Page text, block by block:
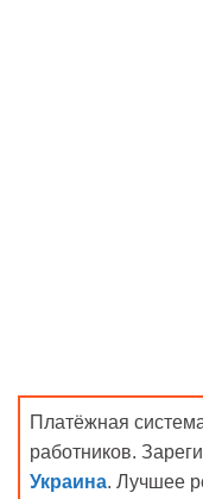
Платёжная
работников.
Украина. Лучшее